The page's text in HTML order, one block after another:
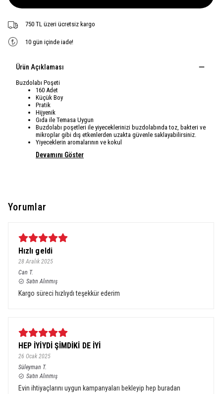
750 TL üzeri ücretsiz kargo
10 gün içinde iade!
Ürün Açıklaması
Buzdolabı Poşeti
160 Adet
Küçük Boy
Pratik
Hijyenik
Gıda ile Temasa Uygun
Buzdolabı poşetleri ile yiyeceklerinizi buzdolabında toz, bakteri ve
mikroplar gibi dış etkenlerden uzakta güvenle saklayabilirsiniz.
Yiyeceklerin aromalarının ve kokul
Devamını Göster
Yorumlar
Hızlı geldi
28 Aralık 2025
Can T.
Satın Alınmış
Kargo süreci hızlıydı teşekkür ederim
HEP İYİYDİ ŞİMDİKİ DE İYİ
26 Ocak 2025
Süleyman T.
Satın Alınmış
Evin ihtiyaçlarını uygun kampanyaları bekleyip hep buradan